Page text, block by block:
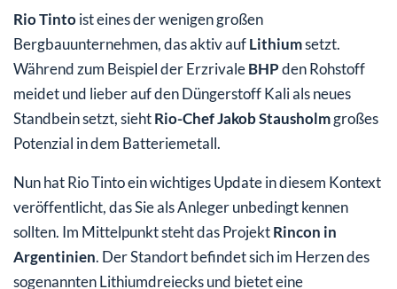
Hoffnungsschimmer
Inbetriebnahme noch für 2024 angedacht
Quo vadis Lithiumpreis?
Mein Fazit Für sie
Rio Tintoist eines der wenigen großen
Bergbauunternehmen, das aktiv aufLithiumsetzt.
Während zum Beispiel der ErzrivaleBHPden Rohstoff
meidet und lieber auf den Düngerstoff Kali als neues
Standbein setzt, siehtRio-Chef Jakob Stausholmgroßes
Potenzial in dem Batteriemetall.
Nun hat Rio Tinto ein wichtiges Update in diesem Kontext
veröffentlicht, das Sie als Anleger unbedingt kennen
sollten. Im Mittelpunkt steht das ProjektRincon in
Argentinien. Der Standort befindet sich im Herzen des
sogenannten Lithiumdreiecks und bietet eine